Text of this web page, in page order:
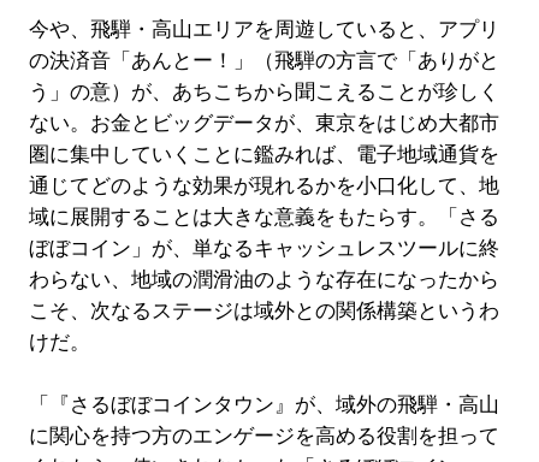
今や、飛騨・高山エリアを周遊していると、アプリ
の決済音「あんとー！」（飛騨の方言で「ありがと
う」の意）が、あちこちから聞こえることが珍しく
ない。お金とビッグデータが、東京をはじめ大都市
圏に集中していくことに鑑みれば、電子地域通貨を
通じてどのような効果が現れるかを小口化して、地
域に展開することは大きな意義をもたらす。「さる
ぼぼコイン」が、単なるキャッシュレスツールに終
わらない、地域の潤滑油のような存在になったから
こそ、次なるステージは域外との関係構築というわ
けだ。
「『さるぼぼコインタウン』が、域外の飛騨・高山
に関心を持つ方のエンゲージを高める役割を担って